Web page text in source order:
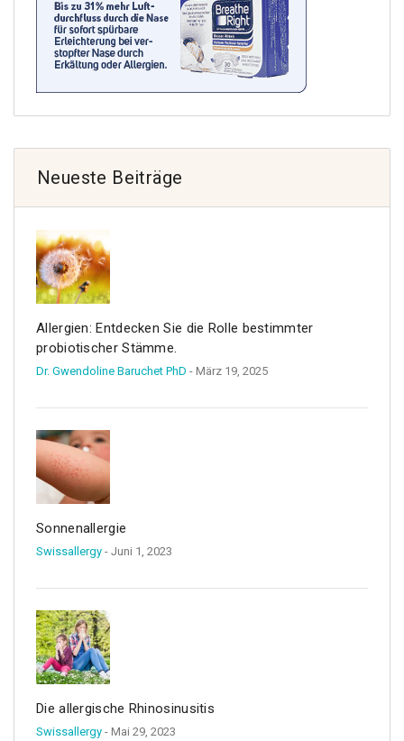
Neueste Beiträge
Allergien: Entdecken Sie die Rolle bestimmter
probiotischer Stämme.
Dr. Gwendoline Baruchet PhD - März 19, 2025
Sonnenallergie
Swissallergy - Juni 1, 2023
Die allergische Rhinosinusitis
Swissallergy - Mai 29, 2023